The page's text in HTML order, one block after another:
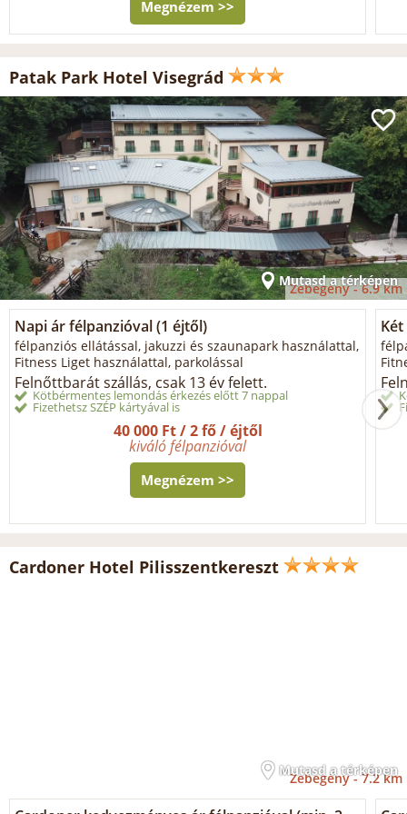
Megnézem >>
Patak Park Hotel Visegrád
Mutasd a térképen
Zebegény -6.9 km
Napi ár félpanzióval (1 éjtől)
félpanziós ellátással, jakuzzi és szaunapark használattal,
Fitness Liget használattal, parkolással
Felnőttbarát szállás, csak 13 év felett.
Kötbérmentes lemondás érkezés előtt 7 nappal
Fizethetsz SZÉP kártyával is
40 000 Ft / 2 fő / éjtől
kiváló félpanzióval
Megnézem >>
Cardoner Hotel Pilisszentkereszt
Mutasd a térképen
Zebegény -7.2 km